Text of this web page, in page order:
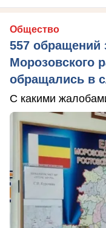
Общество
557 обращений
Морозовского
обращались в
С какими